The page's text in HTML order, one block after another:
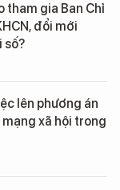
tham gia Ban Chỉ
đổi mới
số?
lên phương án
xã hội trong